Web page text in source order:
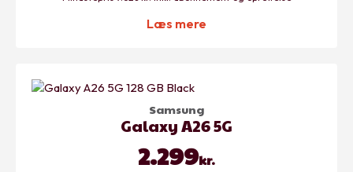
Læs mere
Samsung
Galaxy A26 5G
2.299kr.